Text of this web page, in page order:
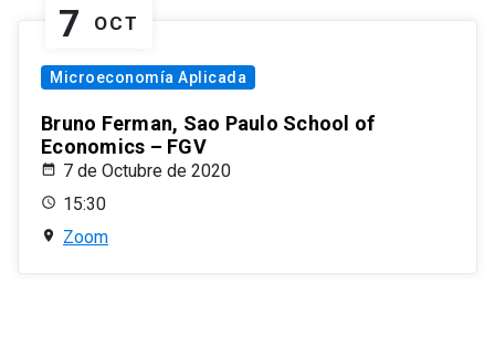
7 OCT
Microeconomía Aplicada
Bruno Ferman, Sao Paulo School of
Economics – FGV
7 de Octubre de 2020
15:30
Zoom